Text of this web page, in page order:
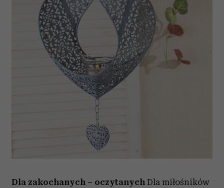
Dla zakochanych – oczytanych Dla miłośników